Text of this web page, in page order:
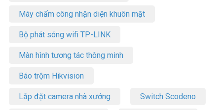
Máy chấm công nhận diện khuôn mặt
Bộ phát sóng wifi TP-LINK
Màn hình tương tác thông minh
Báo trộm Hikvision
Lắp đặt camera nhà xưởng Switch Scodeno